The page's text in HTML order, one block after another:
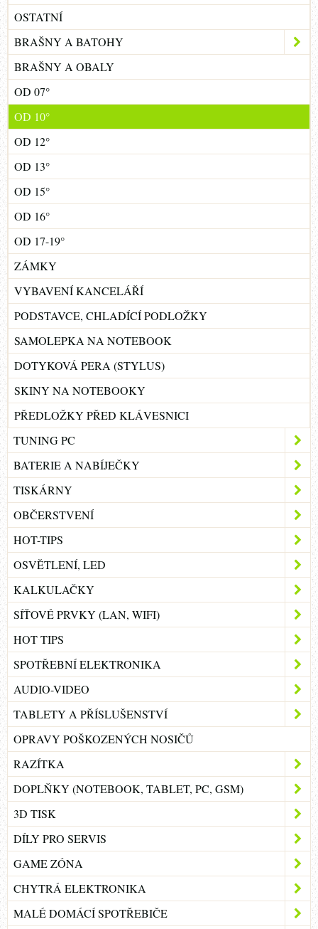
OSTATNÍ
BRAŠNY A BATOHY
BRAŠNY A OBALY
OD 07°
OD 10°
OD 12°
OD 13°
OD 15°
OD 16°
OD 17-19°
ZÁMKY
VYBAVENÍ KANCELÁŘÍ
PODSTAVCE, CHLADÍCÍ PODLOŽKY
SAMOLEPKA NA NOTEBOOK
DOTYKOVÁ PERA (STYLUS)
SKINY NA NOTEBOOKY
PŘEDLOŽKY PŘED KLÁVESNICI
TUNING PC
BATERIE A NABÍJEČKY
TISKÁRNY
OBČERSTVENÍ
HOT-TIPS
OSVĚTLENÍ, LED
KALKULAČKY
SÍŤOVÉ PRVKY (LAN, WIFI)
HOT TIPS
SPOTŘEBNÍ ELEKTRONIKA
AUDIO-VIDEO
TABLETY A PŘÍSLUŠENSTVÍ
OPRAVY POŠKOZENÝCH NOSIČŮ
RAZÍTKA
DOPLŇKY (NOTEBOOK, TABLET, PC, GSM)
3D TISK
DÍLY PRO SERVIS
GAME ZÓNA
CHYTRÁ ELEKTRONIKA
MALÉ DOMÁCÍ SPOTŘEBIČE